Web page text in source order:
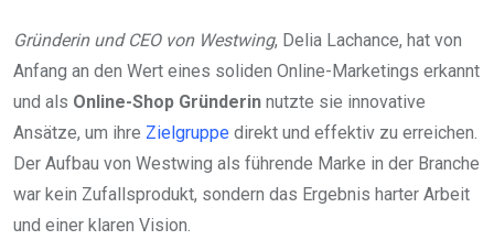
Gründerin und CEO von Westwing, Delia Lachance, hat von
Anfang an den Wert eines soliden Online-Marketings erkannt
und als Online-Shop Gründerin nutzte sie innovative
Ansätze, um ihre Zielgruppe direkt und effektiv zu erreichen.
Der Aufbau von Westwing als führende Marke in der Branche
war kein Zufallsprodukt, sondern das Ergebnis harter Arbeit
und einer klaren Vision.